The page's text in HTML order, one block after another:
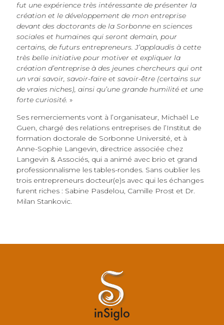
fut une expérience très intéressante de présenter la
création et le développement de mon entreprise
devant des doctorants de la Sorbonne en sciences
sociales et humaines qui seront demain, pour
certains, de futurs entrepreneurs. J’applaudis à cette
très belle initiative pour motiver et expliquer la
création d’entreprise à des jeunes chercheurs qui ont
un vrai savoir, savoir-faire et savoir-être (certains sur
de vraies niches), ainsi qu’une grande humilité et une
forte curiosité. »
Ses remerciements vont à l’organisateur, Michaël Le
Guen, chargé des relations entreprises de l’Institut de
formation doctorale de Sorbonne Université, et à
Anne-Sophie Langevin, directrice associée chez
Langevin & Associés, qui a animé avec brio et grand
professionnalisme les tables-rondes. Sans oublier les
trois entrepreneurs docteur(e)s avec qui les échanges
furent riches : Sabine Pasdelou, Camille Prost et Dr.
Milan Stankovic.